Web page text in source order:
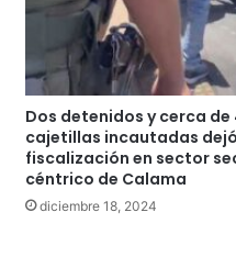
Dos detenidos y cerca de
cajetillas incautadas dejó
fiscalización en sector
céntrico de Calama
diciembre 18, 2024